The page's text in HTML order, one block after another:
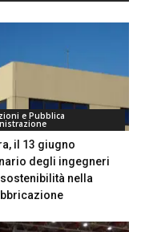
e Pubblica
il 13 giugno
degli ingegneri
nella